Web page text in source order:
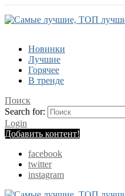
Новинки
Лучшие
Горячее
В тренде
Поиск
Search for:
Login
Добавить контент!
facebook
twitter
instagram